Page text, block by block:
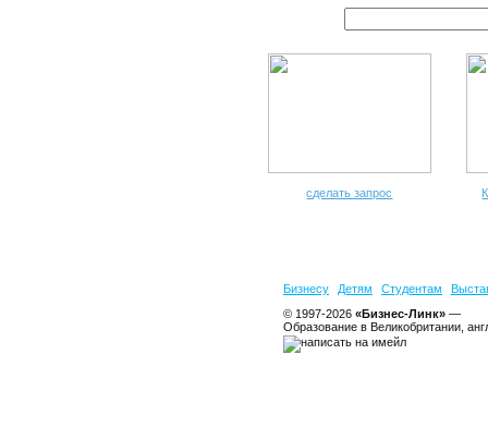
сделать запрос
Бизнесу Детям Студентам
© 1997-2026 «Бизнес-Линк» —
Образование в Великобритании,